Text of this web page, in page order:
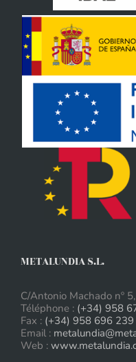
METALUNDIA S.L.
C/Antonio Machado nº
Téléphone : (+34) 958
Fax : (+34) 958 696 239
Email :
Web :